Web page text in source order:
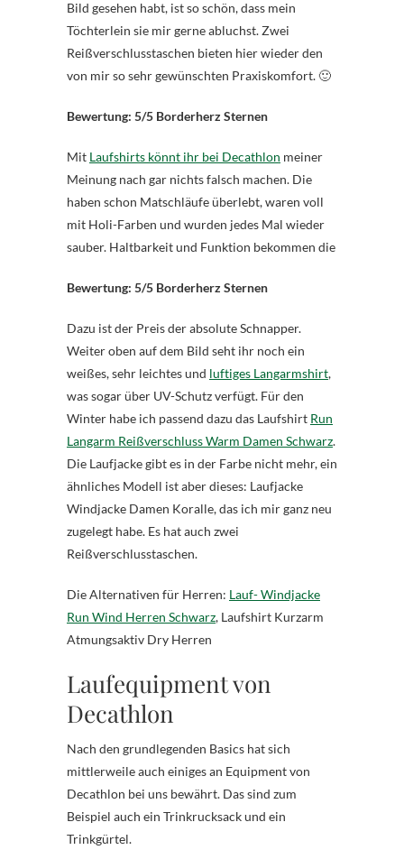
Bild gesehen habt, ist so schön, dass mein
Töchterlein sie mir gerne abluchst. Zwei
Reißverschlusstaschen bieten hier wieder den
von mir so sehr gewünschten Praxiskomfort. 🙂
Bewertung: 5/5 Borderherz Sternen
Mit Laufshirts könnt ihr bei Decathlon meiner
Meinung nach gar nichts falsch machen. Die
haben schon Matschläufe überlebt, waren voll
mit Holi-Farben und wurden jedes Mal wieder
sauber. Haltbarkeit und Funktion bekommen die
Bewertung: 5/5 Borderherz Sternen
Dazu ist der Preis der absolute Schnapper.
Weiter oben auf dem Bild seht ihr noch ein
weißes, sehr leichtes und luftiges Langarmshirt,
was sogar über UV-Schutz verfügt. Für den
Winter habe ich passend dazu das Laufshirt Run
Langarm Reißverschluss Warm Damen Schwarz.
Die Laufjacke gibt es in der Farbe nicht mehr, ein
ähnliches Modell ist aber dieses: Laufjacke
Windjacke Damen Koralle, das ich mir ganz neu
zugelegt habe. Es hat auch zwei
Reißverschlusstaschen.
Die Alternativen für Herren: Lauf- Windjacke
Run Wind Herren Schwarz, Laufshirt Kurzarm
Atmungsaktiv Dry Herren
Laufequipment von
Decathlon
Nach den grundlegenden Basics hat sich
mittlerweile auch einiges an Equipment von
Decathlon bei uns bewährt. Das sind zum
Beispiel auch ein Trinkrucksack und ein
Trinkgürtel.